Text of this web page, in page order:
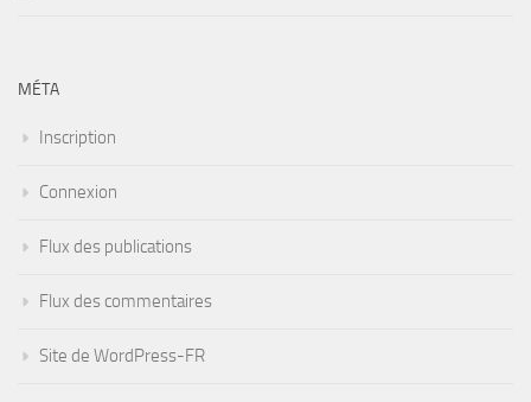
MÉTA
Inscription
Connexion
Flux des publications
Flux des commentaires
Site de WordPress-FR